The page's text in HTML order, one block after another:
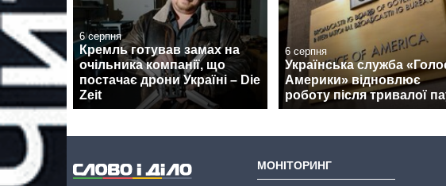
6 серпня
Кремль готував замах на
очільника компанії, що
постачає дрони Україні – Die
Zeit
6 серпня
Українська служба
Америки» відновлює
роботу після тривалої
МОНІТОРИНГ